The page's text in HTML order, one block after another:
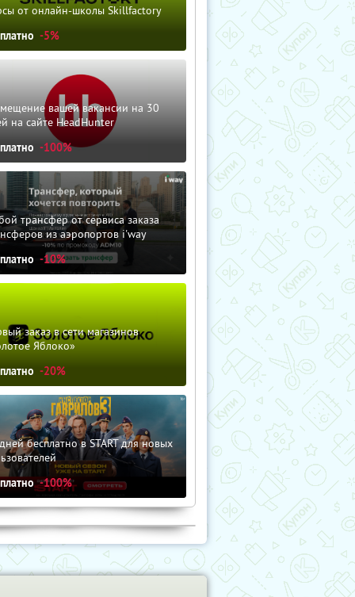
от онлайн-школы Skillfactory
-5%
вашей вакансии на 30
на сайте HeadHunter
-100%
трансфер от сервиса заказа
из аэропортов i'way
-10%
заказ в сети магазинов
Яблоко»
-20%
бесплатно в START для новых
-100%